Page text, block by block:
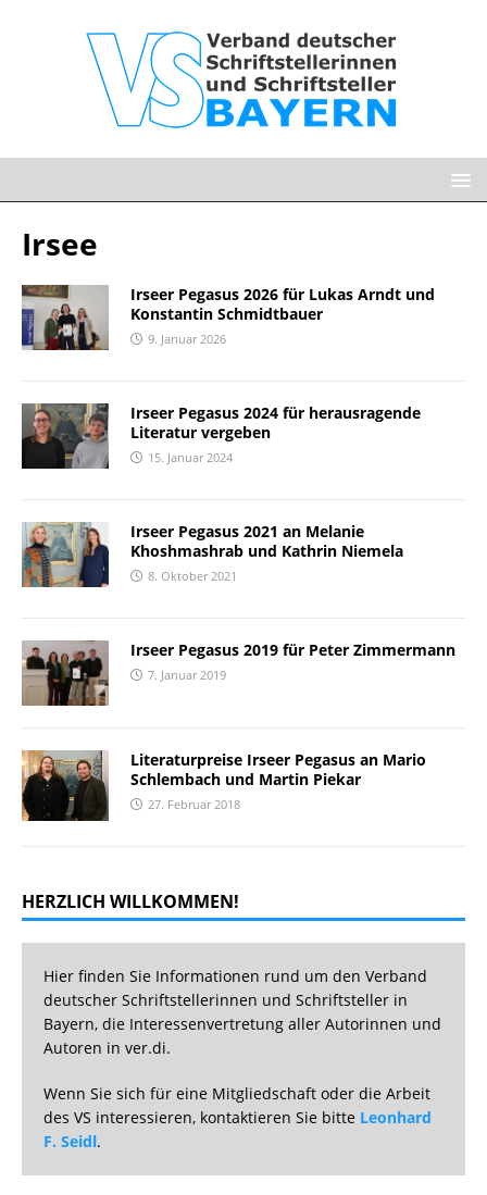
Irsee
Irseer Pegasus 2026 für Lukas Arndt und
Konstantin Schmidtbauer
9. Januar 2026
Irseer Pegasus 2024 für herausragende
Literatur vergeben
15. Januar 2024
Irseer Pegasus 2021 an Melanie
Khoshmashrab und Kathrin Niemela
8. Oktober 2021
Irseer Pegasus 2019 für Peter Zimmermann
7. Januar 2019
Literaturpreise Irseer Pegasus an Mario
Schlembach und Martin Piekar
27. Februar 2018
HERZLICH WILLKOMMEN!
Hier finden Sie Informationen rund um den Verband
deutscher Schriftstellerinnen und Schriftsteller in
Bayern, die Interessenvertretung aller Autorinnen und
Autoren in ver.di.
Wenn Sie sich für eine Mitgliedschaft oder die Arbeit
des VS interessieren, kontaktieren Sie bitte Leonhard
F. Seidl.